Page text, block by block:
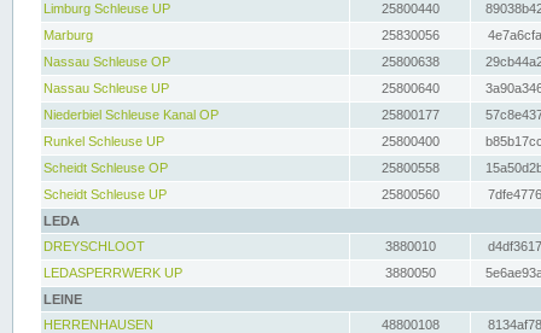
Limburg Schleuse UP
25800440
Marburg
25830056
Nassau Schleuse OP
25800638
Nassau Schleuse UP
25800640
Niederbiel Schleuse Kanal OP
25800177
Runkel Schleuse UP
25800400
Scheidt Schleuse OP
25800558
Scheidt Schleuse UP
25800560
LEDA
DREYSCHLOOT
3880010
LEDASPERRWERK UP
3880050
LEINE
HERRENHAUSEN
48800108